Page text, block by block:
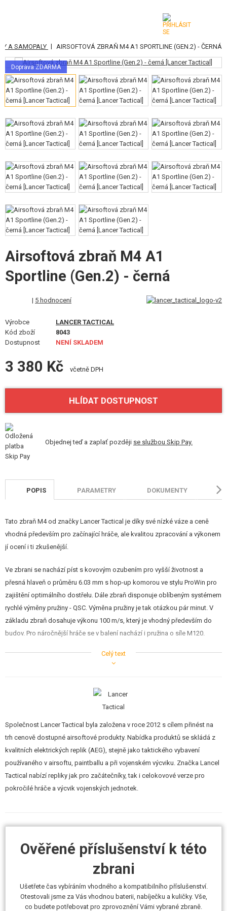
KATEGORIE
AIRSOFTOVÉ ZBRANĚ
VZDUCHOVÉ ZBRANĚ, PRAKY
GRANÁTOMETY, GRANÁTY
KULIČKY, PLYN
AKUMULÁTORY, NABÍJEČKY
ZÁSOBNÍKY, PLNIČKY
BRÝLE, MASKY
VÝSTROJ, UNIFORMY, POUZDRA
MASKOVÁNÍ, BARVY, PÁSKY
VYSÍLAČKY, HEADSETY, KAMERY
DOPLŇKY KE ZBRANÍM, POPRUHY
NÁHRADNÍ DÍLY, UPGRADE
SERVIS A ÚDRŽBA ZBRANÍ
SEBEOBRANA, VÝCVIK, NOŽE
OUTDOOR A BUSHCRAFT
JÍDLO
STAVEBNICE, MODELY
NOVINKY
KONTAKT
A SAMOPALY | AIRSOFTOVÁ ZBRAŇ M4 A1 SPORTLINE (GEN.2) - ČERNÁ
Doprava ZDARMA
Airsoftová zbraň M4 A1
Sportline (Gen.2) - černá
| 5 hodnocení
Výrobce
LANCER TACTICAL
Kód zboží
8043
Dostupnost
NENÍ SKLADEM
3 380 Kč včetně DPH
HLÍDAT DOSTUPNOST
Objednej teď a zaplať později se službou Skip Pay.
POPIS PARAMETRY DOKUMENTY
Tato zbraň M4 od značky Lancer Tactical je díky své nízké váze a ceně
vhodná především pro začínající hráče, ale kvalitou zpracování a výkonem
jí ocení i ti zkušenější.
Ve zbrani se nachází píst s kovovým ozubením pro vyšší životnost a
přesná hlaveň o průměru 6.03 mm s hop-up komorou ve stylu ProWin pro
zajištění optimálního dostřelu. Dále zbraň disponuje oblíbeným systémem
rychlé výměny pružiny - QSC. Výměna pružiny je tak otázkou pár minut. V
základu zbraň dosahuje výkonu 100 m/s, který je vhodný především do
budov. Pro náročnější hráče se v balení nachází i pružina o síle M120.
Tělo a předpažbí z lehkého odolného polymeru
Vnější hlaveň, kompenzátor a přední mířidlo z kovu
Výsuvná polohovatelná pažba
Výkon 100 m/s, popř. 120 m/s
Píst s kovovým ozubením
8 mm ložiska
Obsah balení
Kovový zásobník
Nášivka Lancer Tactical
Rychlovýměna pružiny
Mechabox i tělo zbraně mají systém QSC - výměna pružiny je otázkou
Celý text
Společnost Lancer Tactical byla založena v roce 2012 s cílem přinést na
trh cenově dostupné airsoftové produkty. Nabídka produktů se skládá z
kvalitních elektrických replik (AEG), stejně jako taktického vybavení
používaného v airsoftu, paintballu a při vojenském výcviku. Značka Lancel
Tactical nabízí repliky jak pro začátečníky, tak i celokovové verze pro
pokročilé hráče a výcvik vojenských jednotek.
Ověřené příslušenství k této
zbrani
Ušetřete čas vybíráním vhodného a kompatibilního příslušenství.
Otestovali jsme za Vás vhodnou baterii, nabíječku a kuličky. Vše,
co budete potřebovat pro zprovoznění Vámi vybrané zbraně.